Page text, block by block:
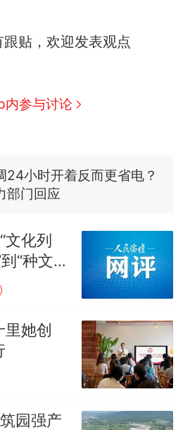
跟贴，欢迎发表观点
内参与讨论
家报价570元，搬到楼下
24小时开着反而更省电？
部门回应
13名均遭淘汰？教育局：
停招聘，成立调查组全面
建议大家买深色蛋糕”上热
网友：天塌了！
个在床头放菜刀的女孩，
文化列
“种文
她创
园强产